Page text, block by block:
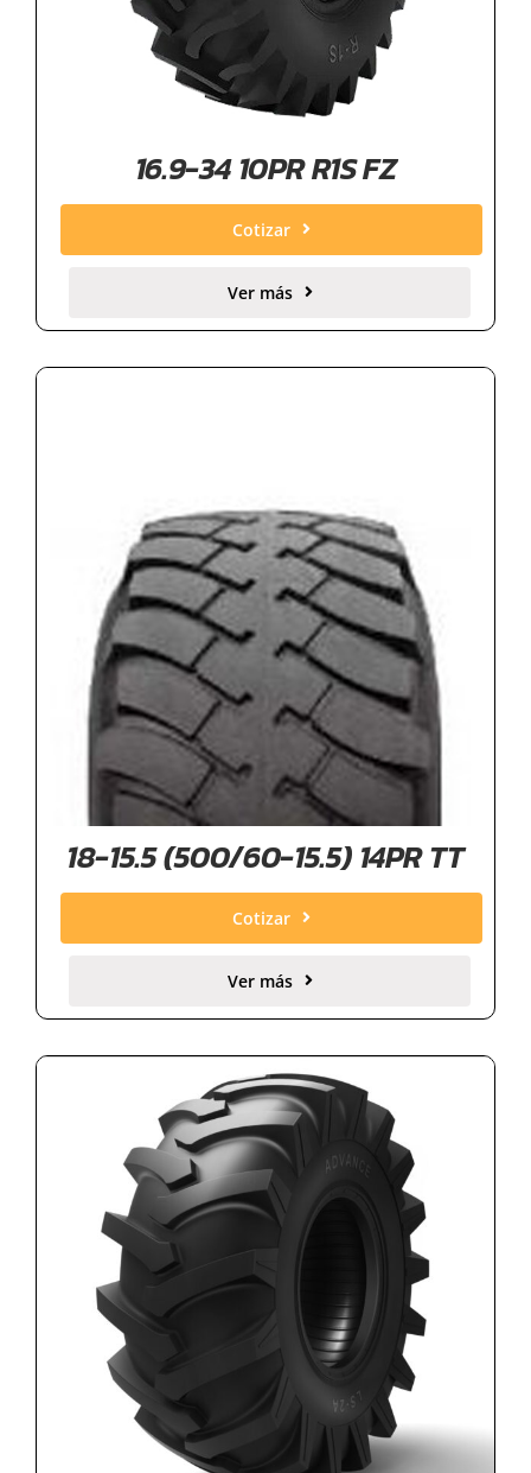
16.9-34 10PR R1S FZ
Cotizar
Ver más
18-15.5 (500/60-15.5) 14PR TT
Cotizar
Ver más